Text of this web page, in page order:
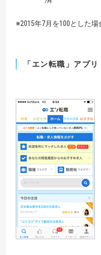
※2015年7月を100とした場
「エン転職」アプ